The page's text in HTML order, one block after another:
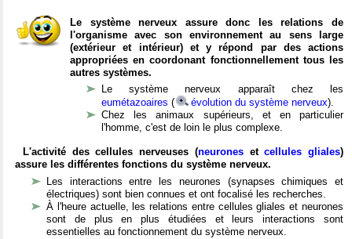
Le système nerveux assure donc les relations de
l'organisme avec son environnement au sens large
(extérieur et intérieur) et y répond par des actions
appropriées en coordonant fonctionnellement tous les
autres systèmes.
Le système nerveux apparaît chez les
eumétazoaires ( évolution du système nerveux).
Chez les animaux supérieurs, et en particulier
l'homme, c'est de loin le plus complexe.
L'activité des cellules nerveuses (neuronesetcellules gliales)
assure les différentes fonctions du système nerveux.
Les interactions entre les neurones (synapses chimiques et
électriques) sont bien connues et ont focalisé les recherches.
À l'heure actuelle, les relations entre cellules gliales et neurones
sont de plus en plus étudiées et leurs interactions sont
essentielles au fonctionnement du système nerveux.